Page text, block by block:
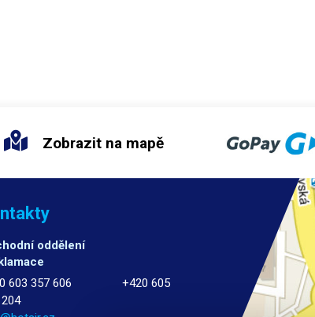
Zobrazit na mapě
oddělení
603 357 606 +420 605